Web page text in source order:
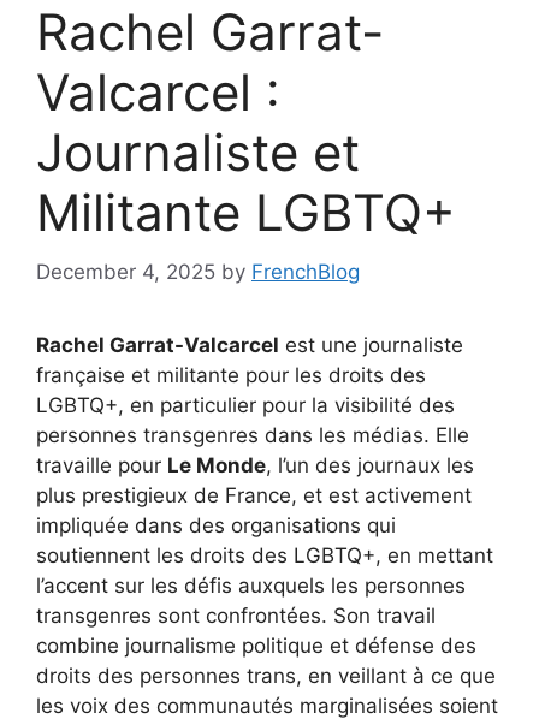
Rachel Garrat-
Valcarcel :
Journaliste et
Militante LGBTQ+
December 4, 2025 by FrenchBlog
Rachel Garrat-Valcarcel est une journaliste
française et militante pour les droits des
LGBTQ+, en particulier pour la visibilité des
personnes transgenres dans les médias. Elle
travaille pour Le Monde, l’un des journaux les
plus prestigieux de France, et est activement
impliquée dans des organisations qui
soutiennent les droits des LGBTQ+, en mettant
l’accent sur les défis auxquels les personnes
transgenres sont confrontées. Son travail
combine journalisme politique et défense des
droits des personnes trans, en veillant à ce que
les voix des communautés marginalisées soient